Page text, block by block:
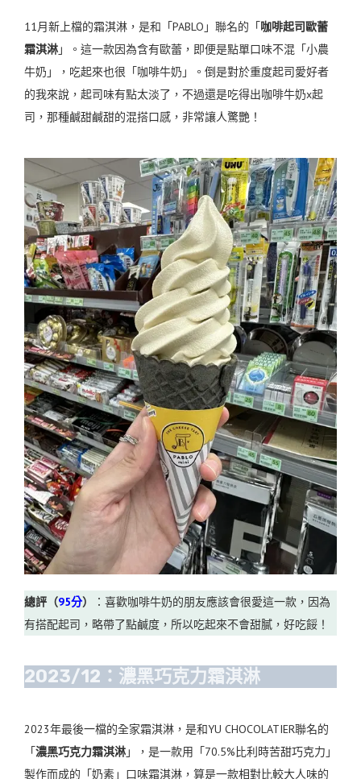
11月新上檔的霜淇淋，是和「PABLO」聯名的「咖啡起司歐蕾
霜淇淋」。這一款因為含有歐蕾，即便是點單口味不混「小農
牛奶」，吃起來也很「咖啡牛奶」。 倒是對於重度起司愛好者
的我來說， 起司味有點太淡了，不過還是吃得出咖啡牛奶x起
司，那種鹹甜鹹甜的混搭口感，非常讓人驚艷！
總評（95分）
：喜歡咖啡牛奶的朋友應該會很愛這一款，因為
有搭配起司，略帶了點鹹度，所以吃起來不會甜膩，好吃餒！
2023/12：濃黑巧克力霜淇淋
2023年最後一檔的全家霜淇淋，是和YU CHOCOLATIER聯名的
「濃黑巧克力霜淇淋」，是一款用「70.5%比利時苦甜巧克力」
製作而成的「奶素」口味霜淇淋，算是一款相對比較大人味的